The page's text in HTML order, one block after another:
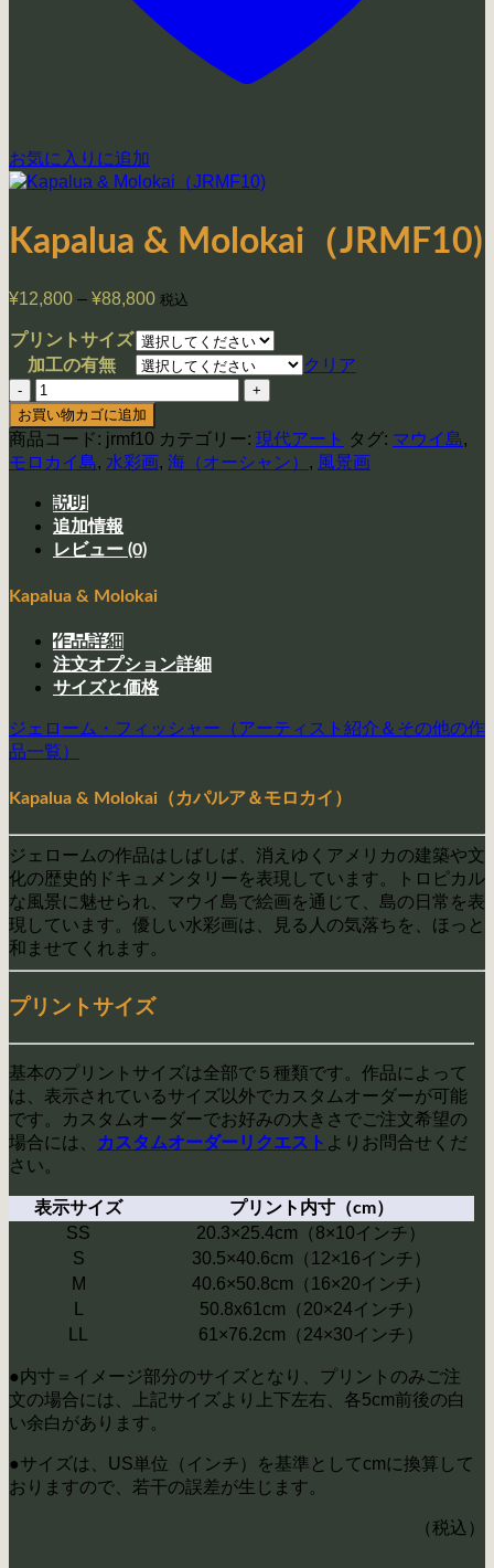
お気に入りに追加
Kapalua & Molokai（JRMF10)
¥12,800 – ¥88,800価
帯:
¥12,800
¥88,800
税込
プリントサイズ
加工の有無
クリア
Kapalua
&
Molokai（JRMF10)
個
お買い物カゴに追加
商品コード: jrmf10 カテゴリー: 現代アート タグ: マウイ島,
モロカイ島, 水彩画, 海（オーシャン） , 風景画
説明
追加情報
レビュー (0)
Kapalua & Molokai
作品詳細
注文オプション詳細
サイズと価格
ジェローム・フィッシャー（アーティスト紹介＆その他の作
品一覧）
Kapalua & Molokai（カパルア＆モロカイ）
ジェロームの作品はしばしば、消えゆくアメリカの建築や文
化の歴史的ドキュメンタリーを表現しています。トロピカル
な風景に魅せられ、マウイ島で絵画を通じて、島の日常を表
現しています。優しい水彩画は、見る人の気落ちを、ほっと
和ませてくれます。
プリントサイズ
基本のプリントサイズは全部で５種類です。作品によって
は、表示されているサイズ以外でカスタムオーダーが可能
です。カスタムオーダーでお好みの大きさでご注文希望の
場合には、
カスタムオーダーリクエスト よりお問合せくだ
さい。
表示サイズ プリント内寸（cm）
SS
20.3×25.4cm（8×10インチ）
S
30.5×40.6cm（12×16インチ）
M
40.6×50.8cm（16×20インチ）
50.8x61cm（20×24インチ）
61×76.2cm（24×30インチ）
●内寸＝イメージ部分のサイズとなり、プリントのみご注
文の場合には、上記サイズより上下左右、各5cm前後の白
い余白があります。
●サイズは、US単位（インチ）を基準としてcmに換算して
おりますので、若干の誤差が生じます。
（税込）